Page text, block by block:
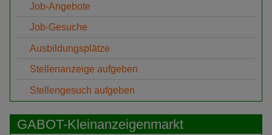
Job-Angebote
Job-Gesuche
Ausbildungsplätze
Stellenanzeige aufgeben
Stellengesuch aufgeben
GABOT-Kleinanzeigenmarkt